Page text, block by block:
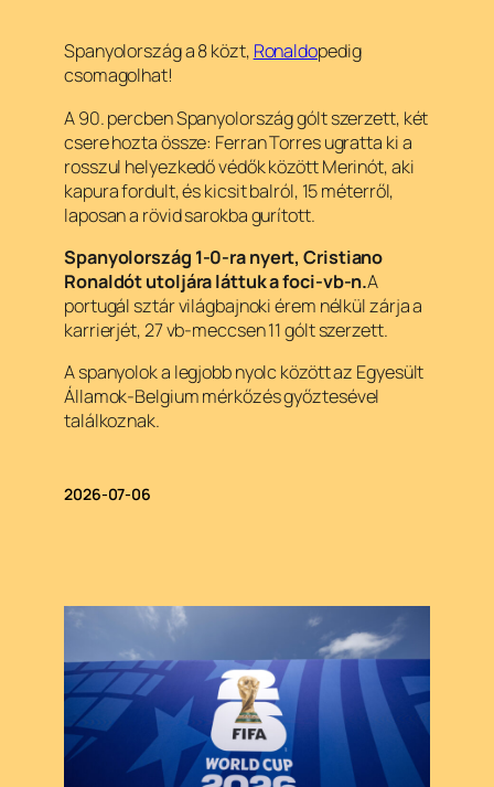
Spanyolország a 8 közt, Ronaldopedig
csomagolhat!
A 90. percben Spanyolország gólt szerzett, két
csere hozta össze: Ferran Torres ugratta ki a
rosszul helyezkedő védők között Merinót, aki
kapura fordult, és kicsit balról, 15 méterről,
laposan a rövid sarokba gurított.
Spanyolország 1-0-ra nyert, Cristiano
Ronaldót utoljára láttuk a foci-vb-n.A
portugál sztár világbajnoki érem nélkül zárja a
karrierjét, 27 vb-meccsen 11 gólt szerzett.
A spanyolok a legjobb nyolc között az Egyesült
Államok-Belgium mérkőzés győztesével
találkoznak.
2026-07-06